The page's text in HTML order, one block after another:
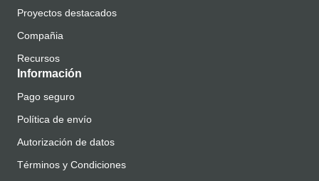
Proyectos destacados
Compañia
Recursos
Información
Pago seguro
Política de envío
Autorización de datos
Términos y Condiciones